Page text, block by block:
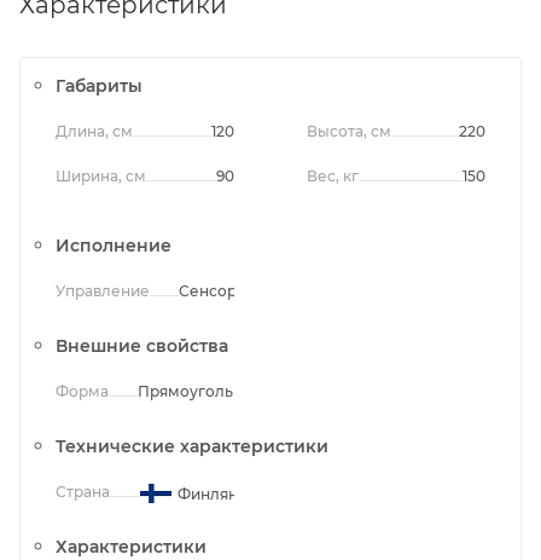
Габариты
Длина, см 120
Ширина, см 90
Высота, см 220
Вес, кг 150
Исполнение
Управление Сенсорное
Внешние свойства
Форма Прямоугольная
Технические характеристики
Страна Финляндия
Характеристики